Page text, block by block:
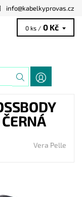
info@kabelkyprovas.cz
0 ks / 0 Kč
Vera Pelle